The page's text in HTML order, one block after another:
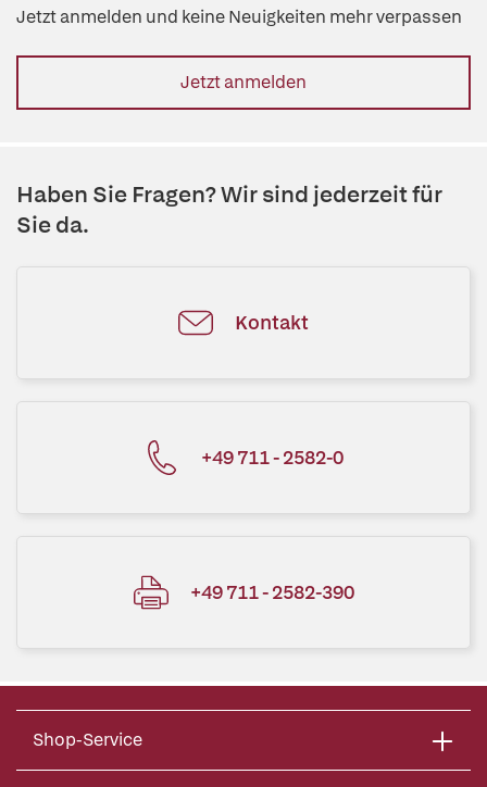
Jetzt anmelden und keine Neuigkeiten mehr verpassen
Jetzt anmelden
Haben Sie Fragen? Wir sind jederzeit für
Sie da.
Kontakt
+49 711 - 2582-0
+49 711 - 2582-390
Shop-Service